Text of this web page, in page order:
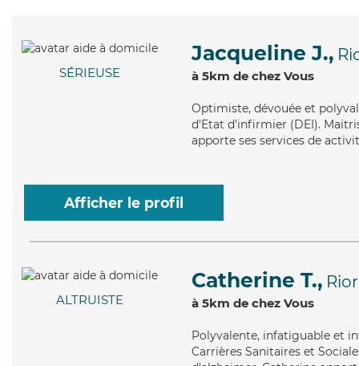
SÉRIEUSE
Jacqueline J.,
à 5km de chez Vous
Optimiste, dévouée et
d'Etat d'infirmier (DEI).
apporte ses services de
Afficher le profil
ALTRUISTE
Catherine T.,
à 5km de chez Vous
Polyvalente, infatiguable et
Carrières Sanitaires et